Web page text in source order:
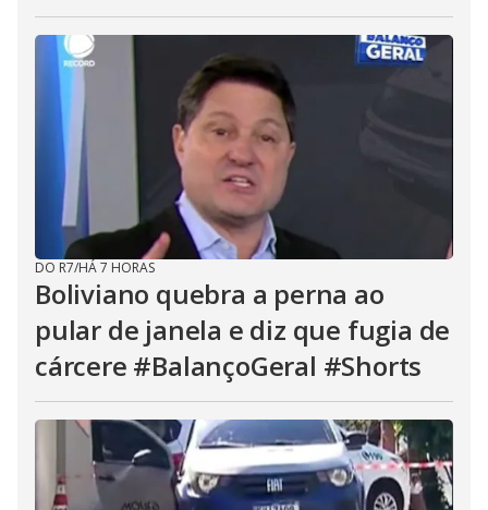
DO R7/HÁ 7 HORAS
Boliviano quebra a perna ao
pular de janela e diz que fugia de
cárcere #BalançoGeral #Shorts